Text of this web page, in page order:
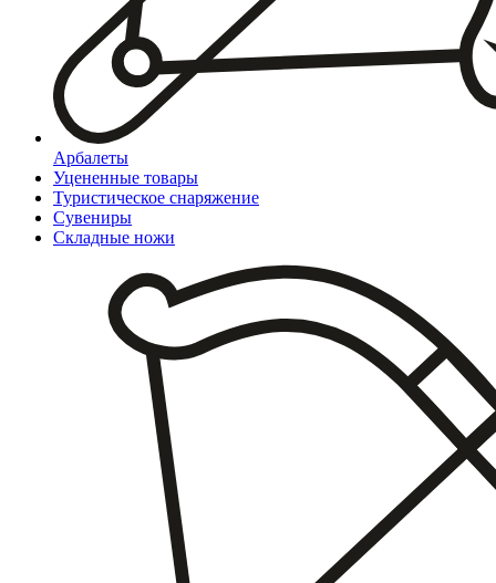
Арбалеты
Уцененные товары
Туристическое снаряжение
Сувениры
Складные ножи